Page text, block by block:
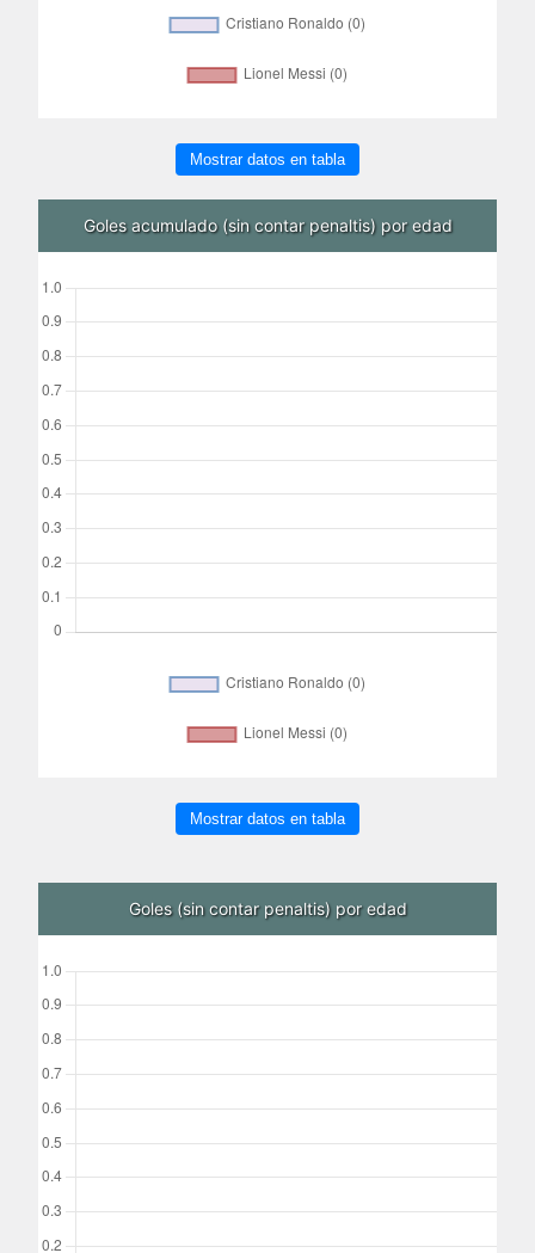
Mostrar datos en tabla
Goles acumulado (sin contar penaltis) por edad
Mostrar datos en tabla
Goles (sin contar penaltis) por edad